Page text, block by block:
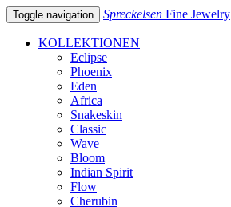
Toggle navigation Spreckelsen Fine Jewelry
KOLLEKTIONEN
Eclipse
Phoenix
Eden
Africa
Snakeskin
Classic
Wave
Bloom
Indian Spirit
Flow
Cherubin